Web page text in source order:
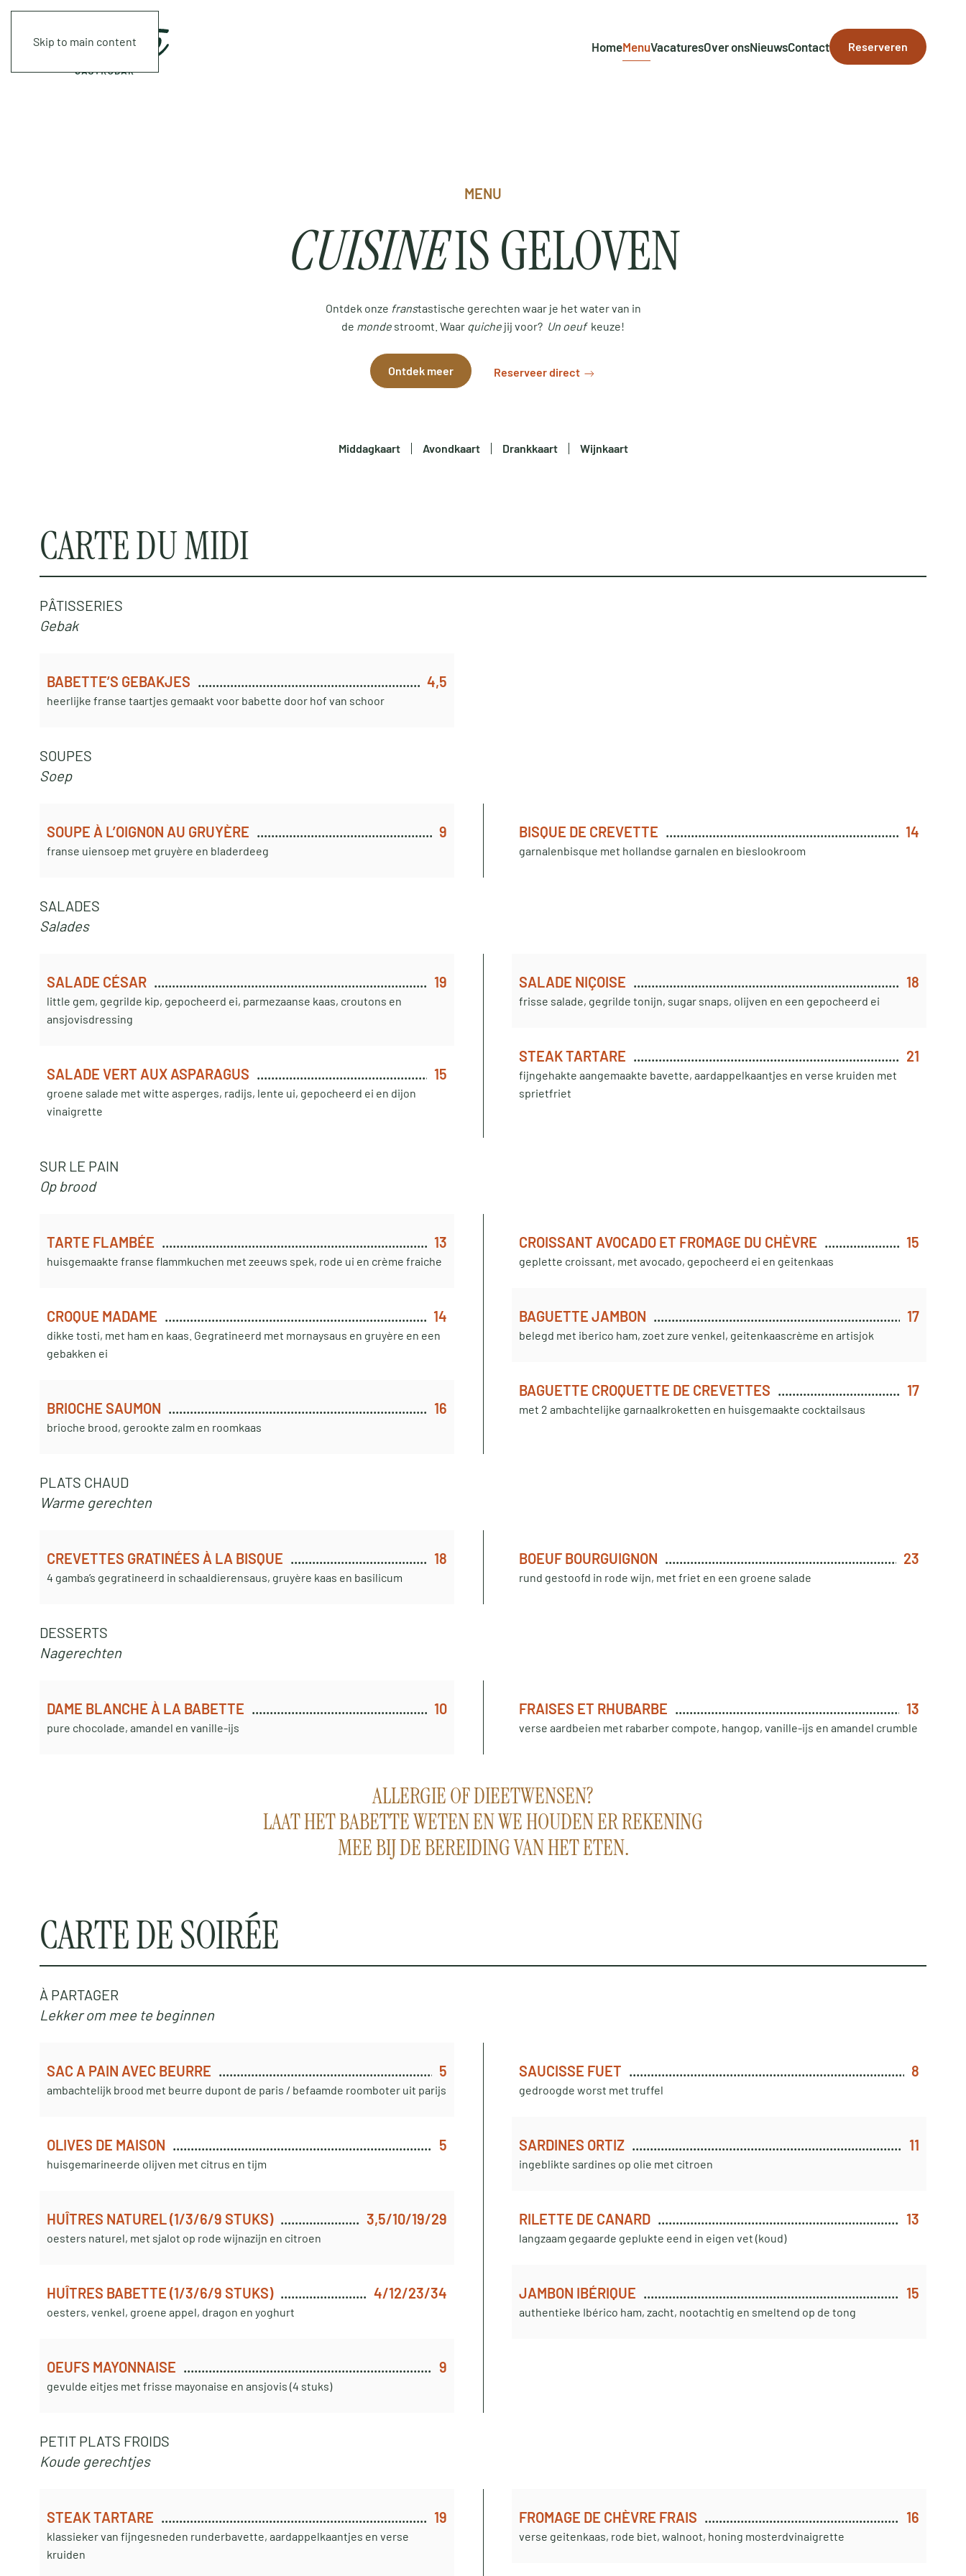
Skip to main content HomeMenuVacaturesOver onsNieuwsContact Reserveren
MENU
CUISINEIS GELOVEN
Ontdek onze franstastische gerechten waar je het water van in
de monde stroomt. Waar quiche jij voor? Un oeuf keuze!
Ontdek meer Reserveer direct
Middagkaart Avondkaart Drankkaart Wijnkaart
CARTE DU MIDI
PÂTISSERIES
Gebak
BABETTE’S GEBAKJES 4,5
heerlijke franse taartjes gemaakt voor babette door hof van schoor
SOUPES
Soep
SOUPE À L’OIGNON AU GRUYÈRE 9
franse uiensoep met gruyère en bladerdeeg
BISQUE DE CREVETTE 14
garnalenbisque met hollandse garnalen en bieslookroom
SALADES
Salades
SALADE CÉSAR 19
little gem, gegrilde kip, gepocheerd ei, parmezaanse kaas, croutons en
ansjovisdressing
SALADE VERT AUX ASPARAGUS 15
groene salade met witte asperges, radijs, lente ui, gepocheerd ei en dijon
vinaigrette
SALADE NIÇOISE 18
frisse salade, gegrilde tonijn, sugar snaps, olijven en een gepocheerd ei
STEAK TARTARE 21
fijngehakte aangemaakte bavette, aardappelkaantjes en verse kruiden met
sprietfriet
SUR LE PAIN
Op brood
TARTE FLAMBÉE 13
huisgemaakte franse flammkuchen met zeeuws spek, rode ui en crème fraiche
CROQUE MADAME 14
dikke tosti, met ham en kaas. Gegratineerd met mornaysaus en gruyère en een
gebakken ei
BRIOCHE SAUMON 16
brioche brood, gerookte zalm en roomkaas
CROISSANT AVOCADO ET FROMAGE DU CHÈVRE 15
geplette croissant, met avocado, gepocheerd ei en geitenkaas
BAGUETTE JAMBON 17
belegd met iberico ham, zoet zure venkel, geitenkaascrème en artisjok
BAGUETTE CROQUETTE DE CREVETTES 17
met 2 ambachtelijke garnaalkroketten en huisgemaakte cocktailsaus
PLATS CHAUD
Warme gerechten
CREVETTES GRATINÉES À LA BISQUE 18
4 gamba’s gegratineerd in schaaldierensaus, gruyère kaas en basilicum
BOEUF BOURGUIGNON 23
rund gestoofd in rode wijn, met friet en een groene salade
DESSERTS
Nagerechten
DAME BLANCHE À LA BABETTE 10
pure chocolade, amandel en vanille-ijs
FRAISES ET RHUBARBE 13
verse aardbeien met rabarber compote, hangop, vanille-ijs en amandel crumble
ALLERGIE OF DIEETWENSEN?
LAAT HET BABETTE WETEN EN WE HOUDEN ER REKENING
MEE BIJ DE BEREIDING VAN HET ETEN.
CARTE DE SOIRÉE
À PARTAGER
Lekker om mee te beginnen
SAC A PAIN AVEC BEURRE 5
ambachtelijk brood met beurre dupont de paris / befaamde roomboter uit parijs
OLIVES DE MAISON 5
huisgemarineerde olijven met citrus en tijm
HUÎTRES NATUREL (1/3/6/9 STUKS) 3,5/10/19/29
oesters naturel, met sjalot op rode wijnazijn en citroen
HUÎTRES BABETTE (1/3/6/9 STUKS) 4/12/23/34
oesters, venkel, groene appel, dragon en yoghurt
OEUFS MAYONNAISE 9
gevulde eitjes met frisse mayonaise en ansjovis (4 stuks)
SAUCISSE FUET 8
gedroogde worst met truffel
SARDINES ORTIZ 11
ingeblikte sardines op olie met citroen
RILETTE DE CANARD 13
langzaam gegaarde geplukte eend in eigen vet (koud)
JAMBON IBÉRIQUE 15
authentieke Ibérico ham, zacht, nootachtig en smeltend op de tong
PETIT PLATS FROIDS
Koude gerechtjes
STEAK TARTARE 19
klassieker van fijngesneden runderbavette, aardappelkaantjes en verse
kruiden
FROMAGE DE CHÈVRE FRAIS 16
verse geitenkaas, rode biet, walnoot, honing mosterdvinaigrette